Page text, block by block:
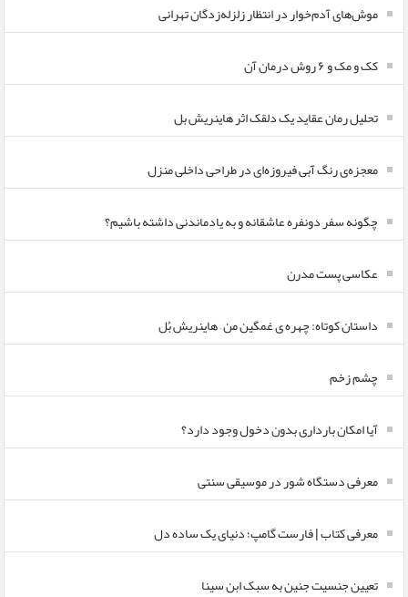
موش‌های آدم‌خوار در انتظار زلزله‌زدگان تهرانی
کک و مک و ۶ روش درمان آن
تحلیل رمان عقاید یک دلقک اثر هاینریش بل
معجزه‌ی رنگ آبی فیروزه‌ای در طراحی داخلی منزل
چگونه سفر دونفره عاشقانه و به یادماندنی داشته باشیم؟
عکاسی پست مدرن
داستان کوتاه: چهره ی غمگین من – هاینریش بُل
چشم زخم
آیا امکان بارداری بدون دخول وجود دارد؟
معرفی دستگاه شور در موسیقی سنتی
معرفی کتاب | فارست گامپ؛ دنیای یک ساده دل
تعیین جنسیت جنین به سبک ابن سینا